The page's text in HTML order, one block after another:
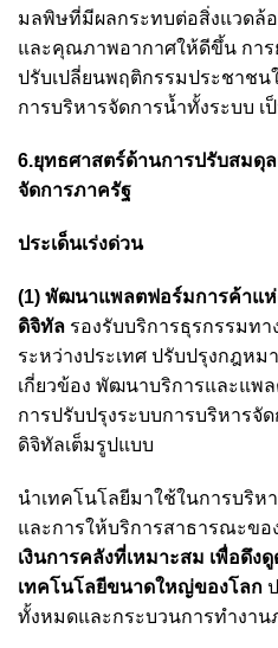
มลพิษที่มีผลกระทบต่อสิ่งแวดล้
และคุณภาพอากาศให้ดีขึ้น การ
ปรับเปลี่ยนพฤติกรรมประชาชน
การบริหารจัดการน้ำทั้งระบบ เ
6.ยุทธศาสตร์ด้านการปรับสมดุ
จัดการภาครัฐ
ประเด็นเร่งด่วน
(1) พัฒนาแพลตฟอร์มการค้าแห่
ดิจิทัล รองรับบริการธุรกรรมท
ระหว่างประเทศ ปรับปรุงกฎหม
เกี่ยวข้อง พัฒนาบริการและแพ
การปรับปรุงระบบการบริหารจั
ดิจิทัลเต็มรูปแบบ
นำเทคโนโลยีมาใช้ในการบริห
และการให้บริการสาธารณะขอ
เงินการคลังที่เหมาะสม เพื่อดึง
เทคโนโลยีขนาดใหญ่ของโลก
ทั้งหมดและกระบวนการทำงาน